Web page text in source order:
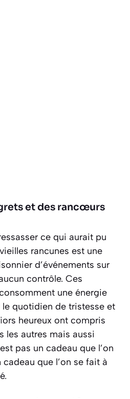
et des rancœurs
ce qui aurait pu
rancunes est une
d’événements sur
contrôle. Ces
une énergie
quotidien de tristesse et
heureux ont compris
les autres mais aussi
pas un cadeau que l’on
que l’on se fait à